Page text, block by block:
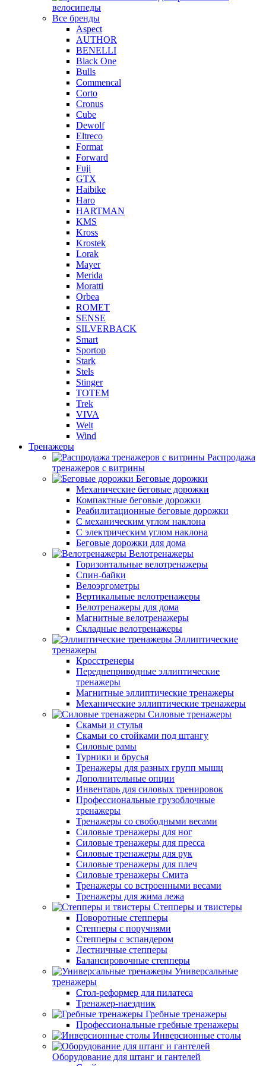
велосипеды
Все бренды
Aspect
AUTHOR
BENELLI
Black One
Bulls
Commencal
Corto
Cronus
Cube
Dewolf
Eltreco
Format
Forward
Fuji
GTX
Haibike
Haro
HARTMAN
KMS
Kross
Krostek
Lorak
Mayer
Merida
Moratti
Orbea
ROMET
SENSE
SILVERBACK
Smart
Sportop
Stark
Stels
Stinger
TOTEM
Trek
VIVA
Welt
Wind
Тренажеры
Распродажа
тренажеров с витрины
Беговые дорожки
Механические беговые дорожки
Компактные беговые дорожки
Реабилитационные беговые дорожки
С механическим углом наклона
С электрическим углом наклона
Беговые дорожки для дома
Велотренажеры
Горизонтальные велотренажеры
Спин-байки
Велоэргометры
Вертикальные велотренажеры
Велотренажеры для дома
Магнитные велотренажеры
Складные велотренажеры
Эллиптические
тренажеры
Кросстренеры
Переднеприводные эллиптические
тренажеры
Магнитные эллиптические тренажеры
Механические эллиптические тренажеры
Силовые тренажеры
Скамьи и стулья
Скамьи со стойками под штангу
Силовые рамы
Турники и брусья
Тренажеры для разных групп мышц
Дополнительные опции
Инвентарь для силовых тренировок
Профессиональные грузоблочные
тренажеры
Тренажеры со свободными весами
Силовые тренажеры для ног
Силовые тренажеры для пресса
Силовые тренажеры для рук
Силовые тренажеры для плеч
Силовые тренажеры Смита
Тренажеры со встроенными весами
Тренажеры для жима лежа
Степперы и твистеры
Поворотные степперы
Степперы с поручнями
Степперы с эспандером
Лестничные степперы
Балансировочные степперы
Универсальные
тренажеры
Стол-реформер для пилатеса
Тренажер-наездник
Гребные тренажеры
Профессиональные гребные тренажеры
Инверсионные столы
Оборудование для штанг и гантелей